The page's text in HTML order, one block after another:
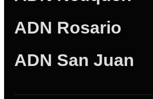
ADN Rosario
ADN San Juan